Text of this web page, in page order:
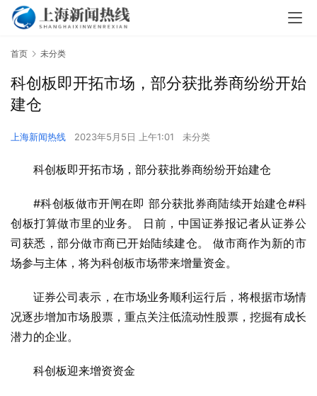
首页 未分类
科创板即开拓市场，部分获批券商纷纷开始
建仓
上海新闻热线 2023年5月5日 上午1:01 未分类
科创板即开拓市场，部分获批券商纷纷开始建仓
#科创板做市开闸在即 部分获批券商陆续开始建仓#科
创板打算做市里的业务。 日前，中国证券报记者从证券公
司获悉，部分做市商已开始陆续建仓。 做市商作为新的市
场参与主体，将为科创板市场带来增量资金。
证券公司表示，在市场业务顺利运行后，将根据市场情
况逐步增加市场股票，重点关注低流动性股票，挖掘有成长
潜力的企业。
科创板迎来增资资金